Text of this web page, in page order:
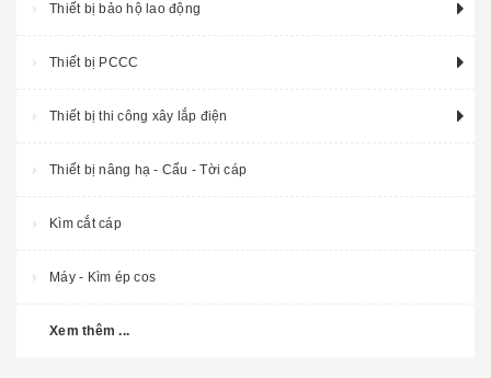
Thiết bị bảo hộ lao động
Thiết bị PCCC
Thiết bị thi công xây lắp điện
Thiết bị nâng hạ - Cẩu - Tời cáp
Kìm cắt cáp
Máy - Kìm ép cos
Xem thêm ...